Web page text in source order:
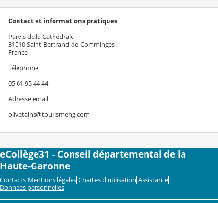
Contact et informations pratiques
Parvis de la Cathédrale
31510 Saint-Bertrand-de-Comminges
France
Téléphone
05 61 95 44 44
Adresse email
olivetains@tourismehg.com
eCollège31 - Conseil départemental de la
Haute-Garonne
Contacts Mentions légales Chartes d'utilisation Assistance
Données personnelles